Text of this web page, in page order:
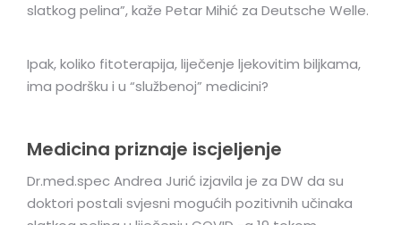
slatkog pelina”, kaže Petar Mihić za Deutsche Welle.
Ipak, koliko fitoterapija, liječenje ljekovitim biljkama,
ima podršku i u “službenoj” medicini?
Medicina priznaje iscjeljenje
Dr.med.spec Andrea Jurić izjavila je za DW da su
doktori postali svjesni mogućih pozitivnih učinaka